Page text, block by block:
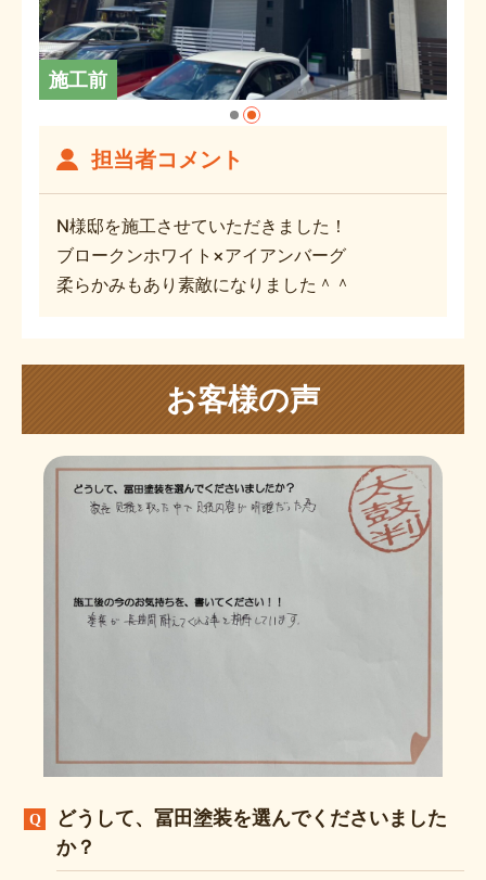
施工前
担当者コメント
N様邸を施工させていただきました！
ブロークンホワイト×アイアンバーグ
柔らかみもあり素敵になりました＾＾
お客様の声
どうして、冨田塗装を選んでくださいました
か？